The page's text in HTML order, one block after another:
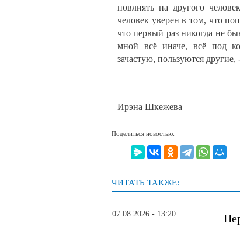
повлиять на другого
человек уверен в том, что
что первый раз никогда не
мной всё иначе, всё под
зачастую, пользуются другие,
Ирэна Шкежева
Поделиться новостью:
ЧИТАТЬ ТАКЖЕ:
07.08.2026 - 13:20